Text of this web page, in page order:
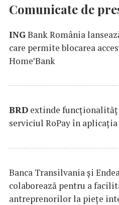
Comunicate de
INGBank România
care permite blocarea
Home’Bank
BRD extinde
serviciul RoPay în
Banca Transilvania şi
colaborează pentru a
antreprenorilor la pieţe